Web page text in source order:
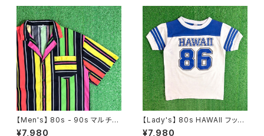
【Men's】 80s - 90s マルチカ
ラー ストライプ 開襟 シャツ / 8
¥7,980
【Lady's】 80s HAWAII フット
ボール Tシャツ / 80年代 ティ
¥7,980